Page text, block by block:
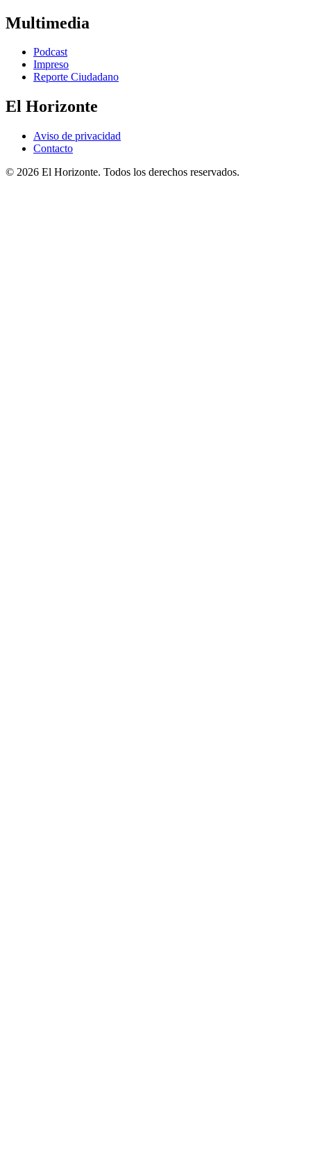
Multimedia
Podcast
Impreso
Reporte Ciudadano
El Horizonte
Aviso de privacidad
Contacto
© 2026 El Horizonte. Todos los derechos reservados.